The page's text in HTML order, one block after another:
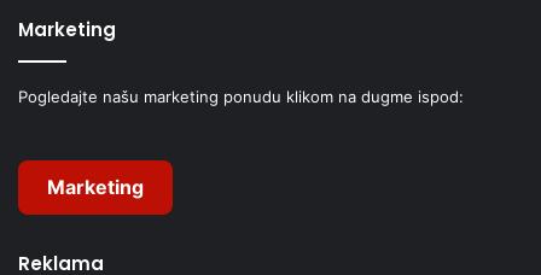
Marketing
Pogledajte našu marketing ponudu klikom na dugme ispod:
Marketing
Reklama